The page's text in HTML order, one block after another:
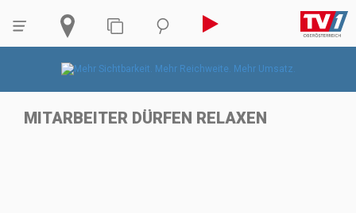
MITARBEITER DÜRFEN RELAXEN